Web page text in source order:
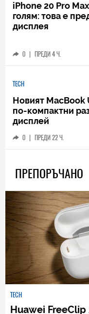
iPhone 20 Pro
голям: това е
дисплея
0 | ПРЕДИ 4 Ч.
TECH
Новият MacBook
по-компактни
дисплей
0 | ПРЕДИ 22 Ч.
ПРЕПОРЪЧАНО
TECH
Huawei FreeClip